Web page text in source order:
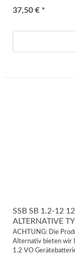
37,50 € *
SSB SB 1.2-12
ALTERNATIVE
ACHTUNG: Die
Alternativ bieten wir
1.2 VO